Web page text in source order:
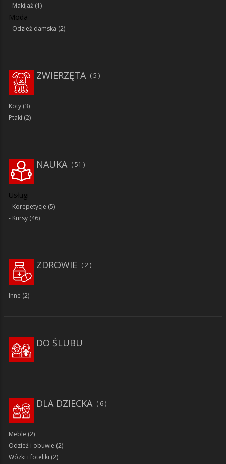
Makijaż (1)
Moda
Odzież damska (2)
ZWIERZĘTA 5
Koty (3)
Ptaki (2)
51
NAUKA
Usługi
Korepetycje (5)
Kursy (46)
ZDROWIE 2
Inne (2)
DO ŚLUBU
6
DLA DZIECKA
Meble (2)
Odzież i obuwie (2)
Wózki i foteliki (2)